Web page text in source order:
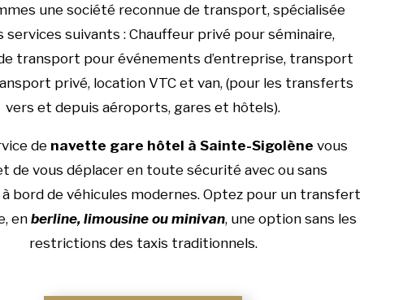
une société reconnue de transport, spécialisée
services suivants : Chauffeur privé pour séminaire,
transport pour événements d’entreprise, transport
privé, location VTC et van, (pour les transferts
vers et depuis aéroports, gares et hôtels).
de navette gare hôtel à Sainte-Sigolène vous
de vous déplacer en toute sécurité avec ou sans
bord de véhicules modernes. Optez pour un transfert
en berline, limousine ou minivan, une option sans les
restrictions des taxis traditionnels.